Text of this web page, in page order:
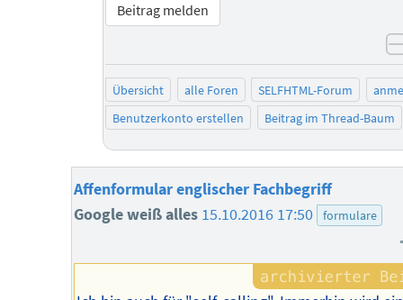
Beitrag melden
Übersicht alle Foren SELFHTML-Forum
Benutzerkonto erstellen
Beitrag im Thread-Baum
Affenformular englischer Fachbegriff
Google weiß alles 15.10.2016 17:50 formulare